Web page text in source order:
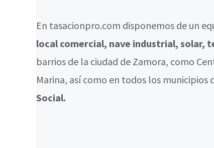
En tasacionpro.com disponemos de un
local comercial, nave industrial, solar,
barrios de la ciudad de Zamora, como
Marina, así como en todos los municipios
Social.